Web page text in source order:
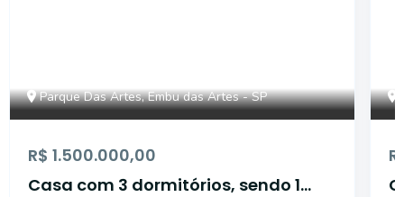
Parque Das Artes, Embu das Artes - SP
R$ 1.500.000,00
Casa com 3 dormitórios, sendo 1